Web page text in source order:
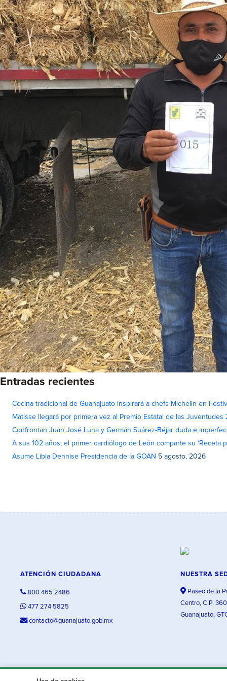
Entradas recientes
Cocina tradicional de Guanajuato inspirará a chefs Michelin en
Matisse llegará por primera vez al Premio Estatal de las
Confrontan Juan José Luna y Germán Suárez-Béjar duda e
A sus 102 años, el primer cardiólogo de León comparte su ‘Receta
Asume Libia Dennise Presidencia de la GOAN 5 agosto, 2026
ATENCIÓN CIUDADANA
800 465 2486
477 274 5825
contacto@guanajuato.gob.mx
NUESTRA
Paseo de la
Centro, C.P.
Guanajuato,